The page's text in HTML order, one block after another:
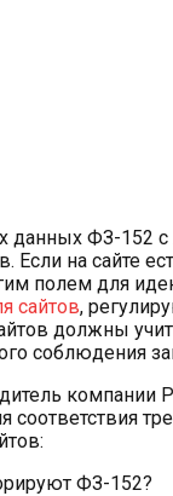
ФЗ-152 с
Если на сайте
полем для
сайтов,
должны
соблюдения
компании
соответствия
ФЗ-152?